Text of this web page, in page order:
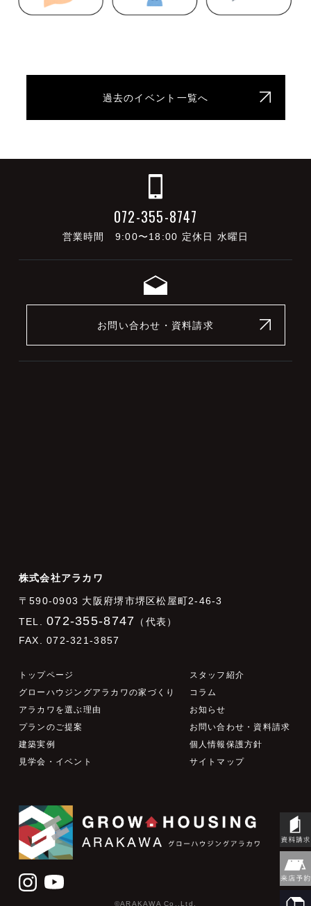
過去のイベント一覧へ
072-355-8747
営業時間 9:00〜18:00 定休日 水曜日
お問い合わせ・資料請求
株式会社アラカワ
〒590-0903 大阪府堺市堺区松屋町2-46-3
TEL.072-355-8747 （代表）
FAX. 072-321-3857
トップページ
グローハウジングアラカワの家づくり
アラカワを選ぶ理由
プランのご提案
建築実例
見学会・イベント
スタッフ紹介
コラム
お知らせ
お問い合わせ・資料請求
個人情報保護方針
サイトマップ
©ARAKAWA Co.,Ltd.